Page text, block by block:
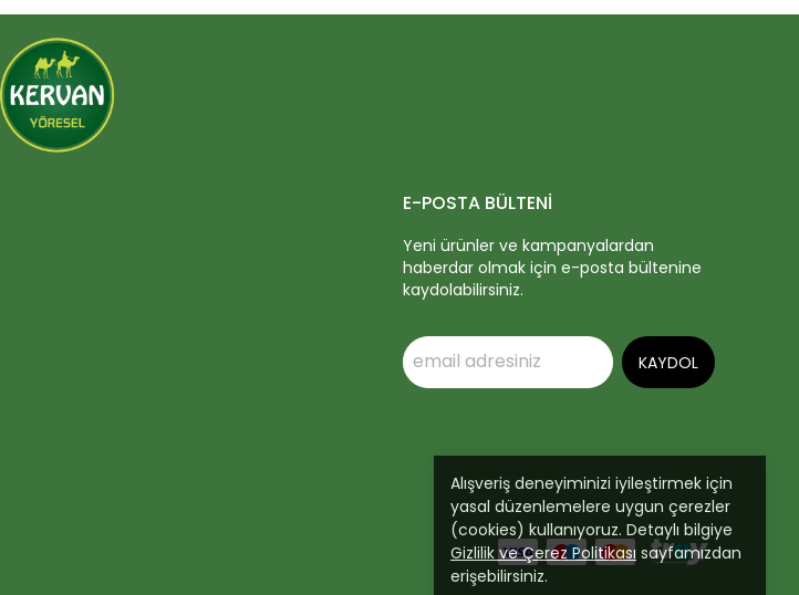
Alışveriş deneyiminizi iyileştirmek için
yasal düzenlemelere uygun çerezler
(cookies) kullanıyoruz. Detaylı bilgiye
Gizlilik ve Çerez Politikası sayfamızdan
erişebilirsiniz.
E-POSTA BÜLTENİ
Yeni ürünler ve kampanyalardan
haberdar olmak için e-posta bültenine
kaydolabilirsiniz.
KAYDOL